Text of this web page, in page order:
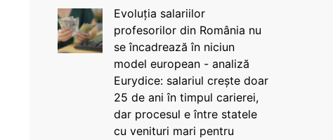
Evoluția salariilor
profesorilor din România nu
se încadrează în niciun
model european - analiză
Eurydice: salariul crește doar
25 de ani în timpul carierei,
dar procesul e între statele
cu venituri mari pentru